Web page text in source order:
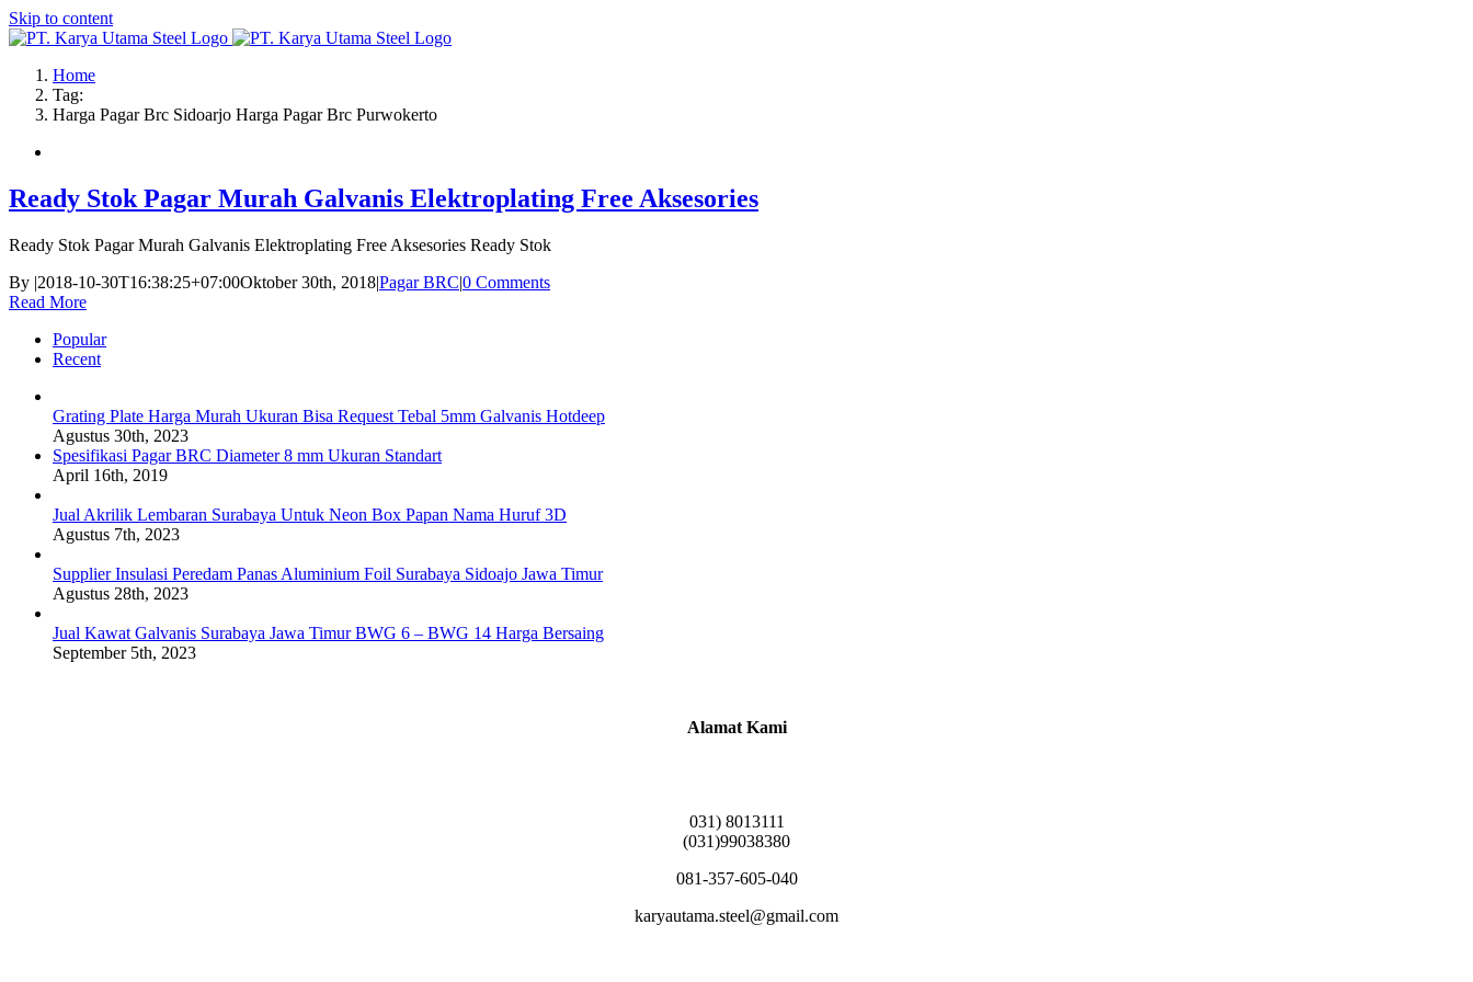
Skip to content
Home
Tag:
Harga Pagar Brc Sidoarjo Harga Pagar Brc Purwokerto
Ready Stok Pagar Murah Galvanis Elektroplating Free Aksesories
Ready Stok Pagar Murah Galvanis Elektroplating Free Aksesories Ready Stok
By |2018-10-30T16:38:25+07:00Oktober 30th, 2018|Pagar BRC|0 Comments
Read More
Popular
Recent
Grating Plate Harga Murah Ukuran Bisa Request Tebal 5mm Galvanis Hotdeep
Agustus 30th, 2023
Spesifikasi Pagar BRC Diameter 8 mm Ukuran Standart
April 16th, 2019
Jual Akrilik Lembaran Surabaya Untuk Neon Box Papan Nama Huruf 3D
Agustus 7th, 2023
Supplier Insulasi Peredam Panas Aluminium Foil Surabaya Sidoajo Jawa Timur
Agustus 28th, 2023
Jual Kawat Galvanis Surabaya Jawa Timur BWG 6 – BWG 14 Harga Bersaing
September 5th, 2023
Alamat Kami
031) 8013111
(031)99038380
081-357-605-040
karyautama.steel@gmail.com